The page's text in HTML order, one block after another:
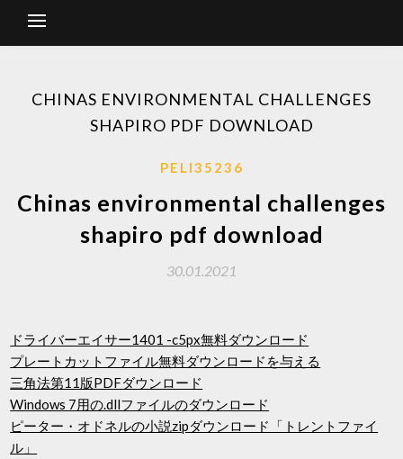
CHINAS ENVIRONMENTAL CHALLENGES
SHAPIRO PDF DOWNLOAD
PELI35236
Chinas environmental challenges
shapiro pdf download
30.01.2021
ドライバーエイサー1401 -c5px無料ダウンロード
プレートカットファイル無料ダウンロードを与える
三角法第11版PDFダウンロード
Windows 7用の.dllファイルのダウンロード
ピーター・オドネルの小説zipダウンロード「トレントファイ
ル」